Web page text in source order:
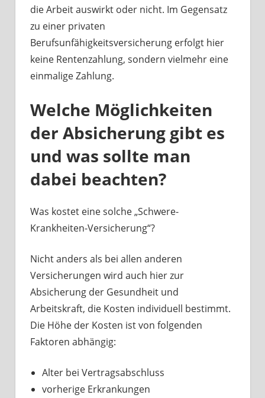
die Arbeit auswirkt oder nicht. Im Gegensatz
zu einer privaten
Berufsunfähigkeitsversicherung erfolgt hier
keine Rentenzahlung, sondern vielmehr eine
einmalige Zahlung.
Welche Möglichkeiten
der Absicherung gibt es
und was sollte man
dabei beachten?
Was kostet eine solche „Schwere-
Krankheiten-Versicherung“?
Nicht anders als bei allen anderen
Versicherungen wird auch hier zur
Absicherung der Gesundheit und
Arbeitskraft, die Kosten individuell bestimmt.
Die Höhe der Kosten ist von folgenden
Faktoren abhängig:
Alter bei Vertragsabschluss
vorherige Erkrankungen